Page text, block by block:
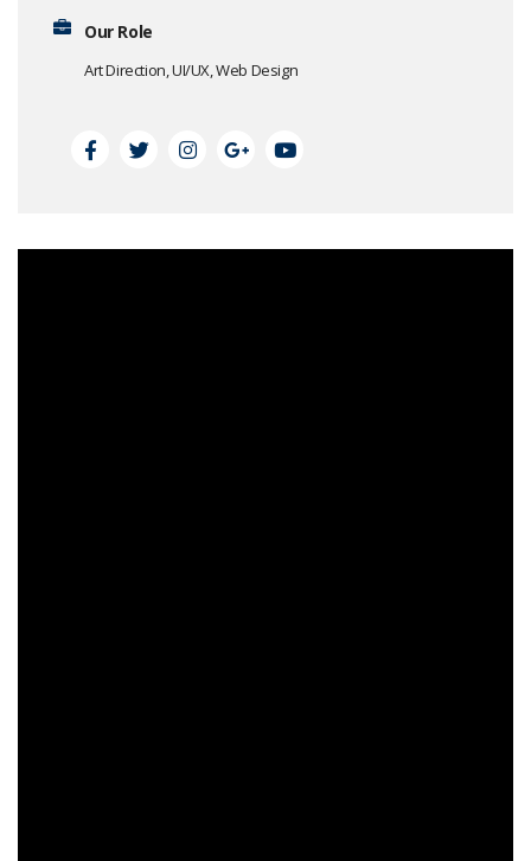
Our Role
Art Direction, UI/UX, Web Design